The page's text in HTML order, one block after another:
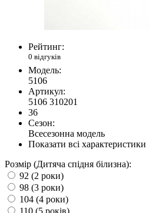
Рейтинг:
0 відгуків
Модель:
5106
Артикул:
5106 310201
36
Сезон:
Всесезонна модель
Показати всі характеристики
Розмір (Дитяча спідня білизна):
92 (2 роки)
98 (3 роки)
104 (4 роки)